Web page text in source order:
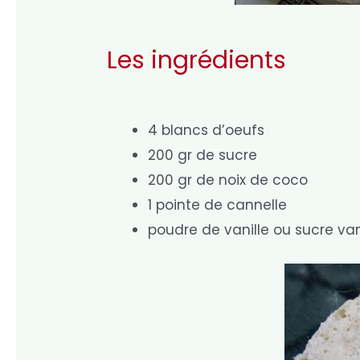
Les ingrédients
4 blancs d’oeufs
200 gr de sucre
200 gr de noix de coco
1 pointe de cannelle
poudre de vanille ou sucre